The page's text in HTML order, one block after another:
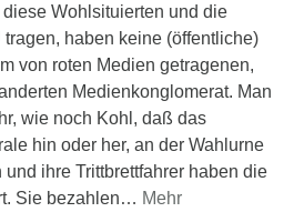
Wohlsituierten und die
haben keine (öffentliche)
von roten Medien getragenen,
Medienkonglomerat. Man
wie noch Kohl, daß das
hin oder her, an der Wahlurne
ihre Trittbrettfahrer haben die
Sie bezahlen… Mehr